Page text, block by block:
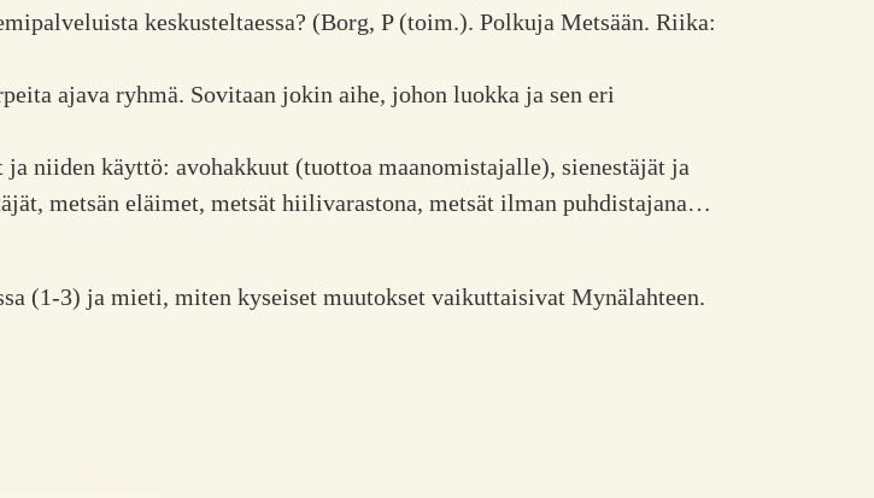
keskusteltaessa? (Borg, P (toim.). Polkuja Metsään. Riika:
ajava ryhmä. Sovitaan jokin aihe, johon luokka ja sen eri
niiden käyttö: avohakkuut (tuottoa maanomistajalle), sienestäjät ja
metsän eläimet, metsät hiilivarastona, metsät ilman puhdistajana…
(1-3) ja mieti, miten kyseiset muutokset vaikuttaisivat Mynälahteen.